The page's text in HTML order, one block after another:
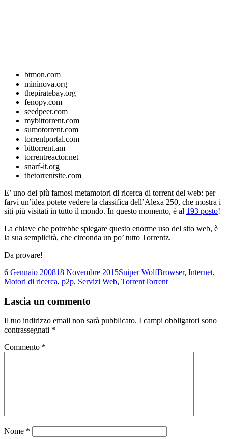
btmon.com
mininova.org
thepiratebay.org
fenopy.com
seedpeer.com
mybittorrent.com
sumotorrent.com
torrentportal.com
bittorrent.am
torrentreactor.net
snarf-it.org
thetorrentsite.com
E’ uno dei più famosi metamotori di ricerca di torrent del web: per
farvi un’idea potete vedere la classifica dell’Alexa 250, che mostra i
siti più visitati in tutto il mondo. In questo momento, è al 193 posto!
La chiave che potrebbe spiegare questo enorme uso del sito web, è
la sua semplicità, che circonda un po’ tutto Torrentz.
Da provare!
Scritto
il
6 Gennaio 200818 Novembre 2015Autore
Sniper WolfCategorie
Browser, Internet,
Motori di ricerca, p2p, Servizi Web, TorrentTag
Torrent
Lascia un commento
Il tuo indirizzo email non sarà pubblicato. I campi obbligatori sono
contrassegnati *
Commento *
Nome *